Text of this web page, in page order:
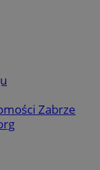
Zabrze